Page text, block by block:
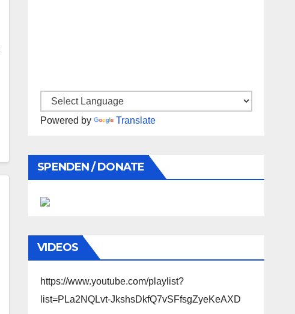
Powered by Translate
SPENDEN / DONATE
VIDEOS
https://www.youtube.com/playlist?
list=PLa2NQLvt-JkshsDkfQ7vSFfsgZyeKeAXD